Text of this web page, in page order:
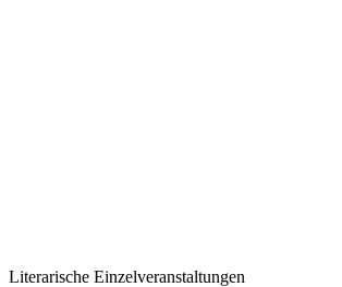
Literarische Einzelveranstaltungen